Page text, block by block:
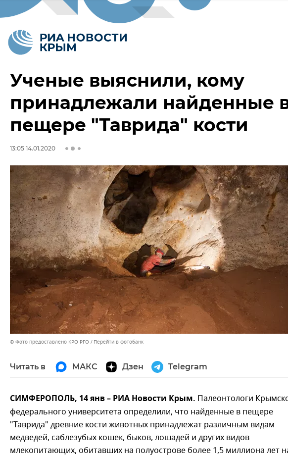
Ученые выяснили, кому
принадлежали найденные
пещере "Таврида" кости
13:05 14.01.2020
© Фото предоставлено КРО РГО Перейти в фотобанк
Читать в МАКС Дзен Telegram
СИМФЕРОПОЛЬ, 14 янв – РИА Новости Крым. Палеонтологи
федерального университета определили, что найденные в пещере
"Таврида" древние кости животных принадлежат различным видам
медведей, саблезубых кошек, быков, лошадей и других видов
млекопитающих, обитавших на полуострове более 1,5 миллиона лет